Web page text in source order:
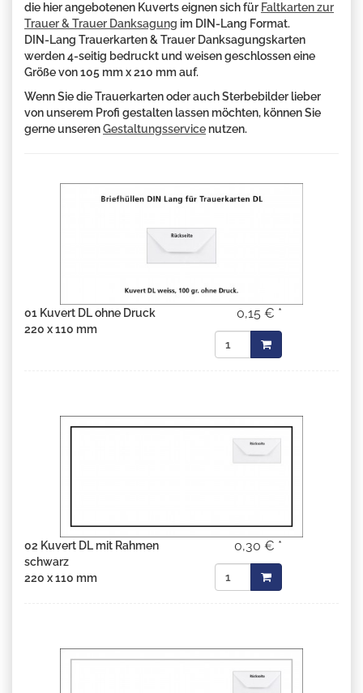
die hier angebotenen Kuverts eignen sich für Faltkarten zur
Trauer & Trauer Danksagung im DIN-Lang Format.
DIN-Lang Trauerkarten & Trauer Danksagungskarten
werden 4-seitig bedruckt und weisen geschlossen eine
Größe von 105 mm x 210 mm auf.
Wenn Sie die Trauerkarten oder auch Sterbebilder lieber
von unserem Profi gestalten lassen möchten, können Sie
gerne unserenGestaltungsservice nutzen.
01 Kuvert DL ohne Druck
220 x 110 mm
0,15 € *
02 Kuvert DL mit Rahmen
schwarz
220 x 110 mm
0,30 € *